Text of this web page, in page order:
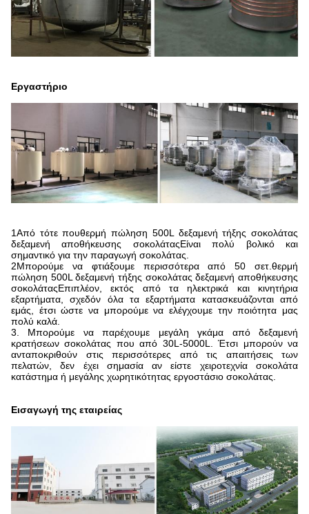
Εργαστήριο
1Από τότε πουθερμή πώληση 500L δεξαμενή τήξης σοκολάτας
δεξαμενή αποθήκευσης σοκολάταςΕίναι πολύ βολικό και
σημαντικό για την παραγωγή σοκολάτας.
2Μπορούμε να φτιάξουμε περισσότερα από 50 σετ.θερμή
πώληση 500L δεξαμενή τήξης σοκολάτας δεξαμενή αποθήκευσης
σοκολάταςΕπιπλέον, εκτός από τα ηλεκτρικά και κινητήρια
εξαρτήματα, σχεδόν όλα τα εξαρτήματα κατασκευάζονται από
εμάς, έτσι ώστε να μπορούμε να ελέγχουμε την ποιότητα μας
πολύ καλά.
3. Μπορούμε να παρέχουμε μεγάλη γκάμα από δεξαμενή
κρατήσεων σοκολάτας που από 30L-5000L. Έτσι μπορούν να
ανταποκριθούν στις περισσότερες από τις απαιτήσεις των
πελατών, δεν έχει σημασία αν είστε χειροτεχνία σοκολάτα
κατάστημα ή μεγάλης χωρητικότητας εργοστάσιο σοκολάτας.
Εισαγωγή της εταιρείας